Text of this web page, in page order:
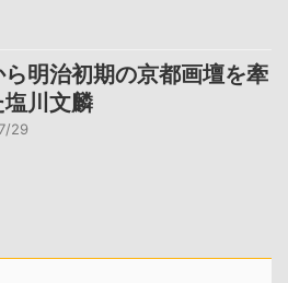
明治初期の京都画壇を牽
塩川文麟
29